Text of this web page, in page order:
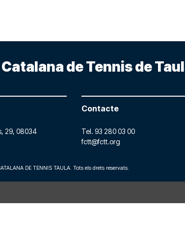
de Tennis de
29, 08034
Contacte
Tel. 93 280 03 00
fctt@fctt.org
DE TENNIS TAULA. Tots els drets reservats.